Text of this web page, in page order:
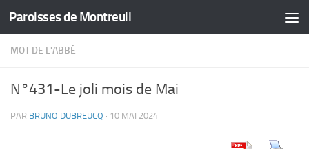
Skip to content
Paroisses de Montreuil
MOT DE L'ABBÉ
N°431-Le joli mois de Mai
PAR BRUNO DUBREUCQ · 10 MAI 2024